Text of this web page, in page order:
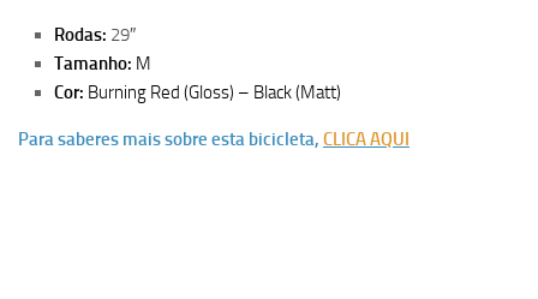
Rodas: 29″
Tamanho: M
Cor: Burning Red (Gloss) – Black (Matt)
Para saberes mais sobre esta bicicleta, CLICA AQUI